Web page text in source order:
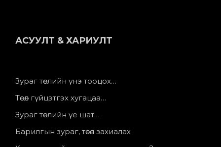
АСУУЛТ & ХАРИУЛТ
Зураг төслийн үнэ тооцох…
Төсөл гүйцэтгэх хугацаа…
Зураг төслийн үе шат…
Барилгын зураг, төсөл захиалах